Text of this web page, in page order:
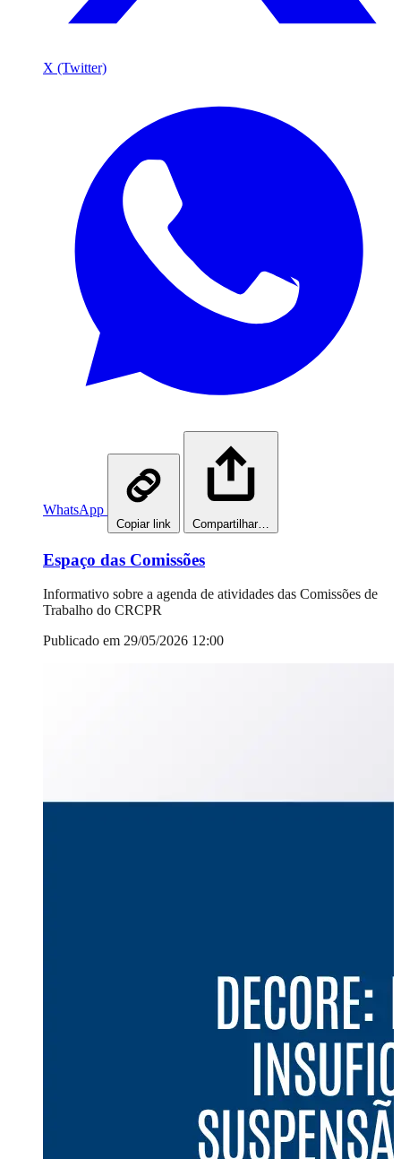
X (Twitter)
WhatsApp
Copiar link Compartilhar…
Espaço das Comissões
Informativo sobre a agenda de atividades das Comissões de
Trabalho do CRCPR
Publicado em 29/05/2026 12:00